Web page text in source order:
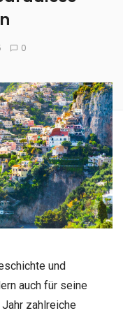
0
und
auch für seine
zahlreiche